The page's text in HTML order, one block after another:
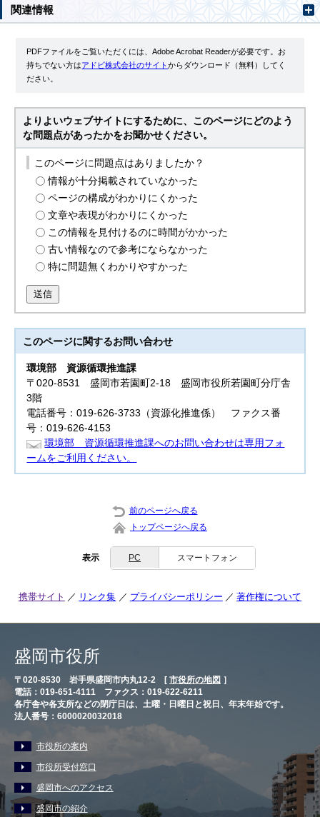
関連情報
PDFファイルをご覧いただくには、Adobe Acrobat Readerが必要です。お
持ちでない方はアドビ株式会社のサイトからダウンロード（無料）してく
ださい。
よりよいウェブサイトにするために、このページにどのよう
な問題点があったかをお聞かせください。
このページに問題点はありましたか？
情報が十分掲載されていなかった
ページの構成がわかりにくかった
文章や表現がわかりにくかった
この情報を見付けるのに時間がかかった
古い情報なので参考にならなかった
特に問題無くわかりやすかった
送信
このページに関するお問い合わせ
環境部 資源循環推進課
〒020-8531 盛岡市若園町2-18 盛岡市役所若園町分庁舎
3階
電話番号：019-626-3733（資源化推進係） ファクス番
号：019-626-4153
環境部 資源循環推進課へのお問い合わせは専用フォ
ームをご利用ください。
前のページへ戻る
トップページへ戻る
表示 PC スマートフォン
携帯サイト リンク集 プライバシーポリシー 著作権について
盛岡市役所
〒020-8530 岩手県盛岡市内丸12-2 [ 市役所の地図 ］
電話：019-651-4111 ファクス：019-622-6211
各庁舎や各支所などの閉庁日は、土曜・日曜日と祝日、年末年始です。
法人番号：6000020032018
市役所の案内
市役所受付窓口
盛岡市へのアクセス
盛岡市の紹介